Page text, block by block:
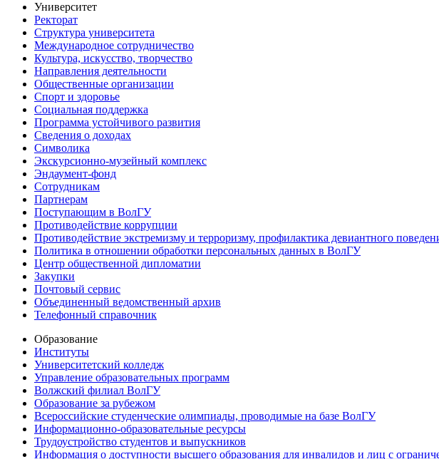
Университет
Ректорат
Структура университета
Международное сотрудничество
Культура, искусство, творчество
Направления деятельности
Общественные организации
Спорт и здоровье
Социальная поддержка
Программа устойчивого развития
Сведения о доходах
Символика
Экскурсионно-музейный комплекс
Эндаумент-фонд
Сотрудникам
Партнерам
Поступающим в ВолГУ
Противодействие коррупции
Противодействие экстремизму и терроризму, профилактика девиантного
Политика в отношении обработки персональных данных в ВолГУ
Центр общественной дипломатии
Закупки
Почтовый сервис
Объединенный ведомственный архив
Телефонный справочник
Образование
Институты
Университетский колледж
Управление образовательных программ
Волжский филиал ВолГУ
Образование за рубежом
Всероссийские студенческие олимпиады, проводимые на базе ВолГУ
Информационно-образовательные ресурсы
Трудоустройство студентов и выпускников
Информация о доступности высшего образования для инвалидов и лиц с